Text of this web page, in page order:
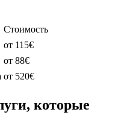
Стоимость
от 115€
от 88€
от 520€
которые